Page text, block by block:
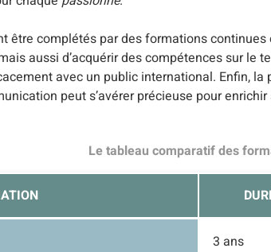
être complétés par des formations
aussi d’acquérir des compétences sur le
avec un public international. Enfin,
peut s’avérer précieuse pour
Le tableau comparatif des
3 ans